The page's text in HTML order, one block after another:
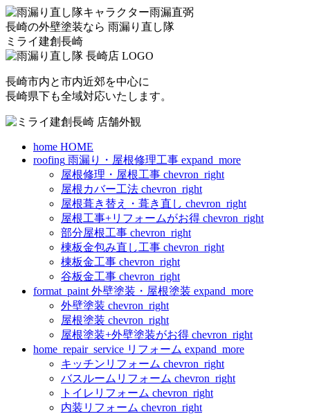
長崎の外壁塗装なら 雨漏り直し隊
ミライ建創長崎
長崎市内と市内近郊を中心に
長崎県下も全域対応いたします。
home HOME
roofing 雨漏り・屋根修理工事 expand_more
屋根修理・屋根工事 chevron_right
屋根カバー工法 chevron_right
屋根葺き替え・葺き直し chevron_right
屋根工事+リフォームがお得 chevron_right
部分屋根工事 chevron_right
棟板金包み直し工事 chevron_right
棟板金工事 chevron_right
谷板金工事 chevron_right
format_paint 外壁塗装・屋根塗装 expand_more
外壁塗装 chevron_right
屋根塗装 chevron_right
屋根塗装+外壁塗装がお得 chevron_right
home_repair_service リフォーム expand_more
キッチンリフォーム chevron_right
バスルームリフォーム chevron_right
トイレリフォーム chevron_right
内装リフォーム chevron_right